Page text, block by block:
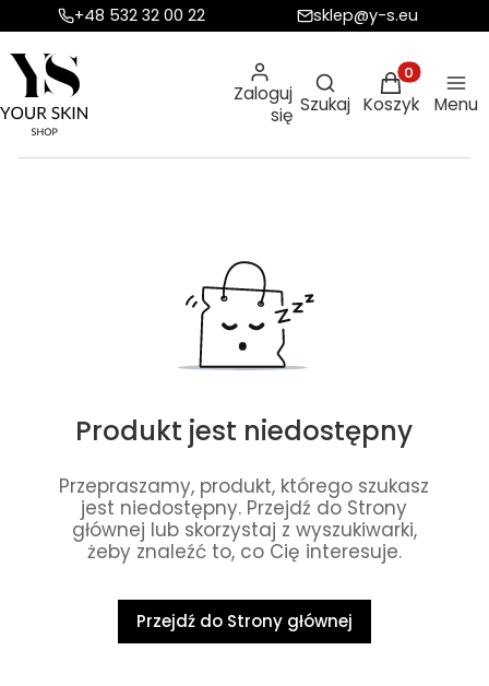
+48 532 32 00 22 sklep@y-s.eu
Zaloguj
się
Otwórz
Szukaj
Produkty w
Koszyk Menu
Produkt jest niedostępny
Przepraszamy, produkt, którego szukasz
jest niedostępny. Przejdź do Strony
głównej lub skorzystaj z wyszukiwarki,
żeby znaleźć to, co Cię interesuje.
Przejdź do Strony głównej